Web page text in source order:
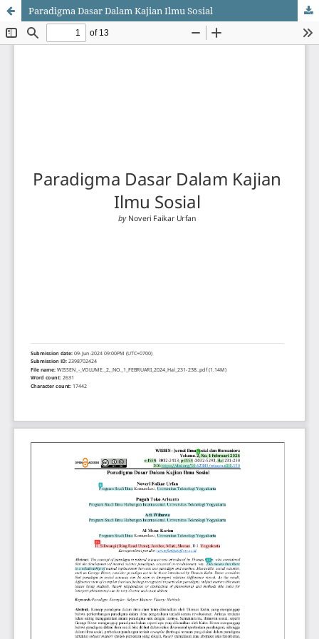
Paradigma Dasar Dalam Kajian Ilmu Sosial